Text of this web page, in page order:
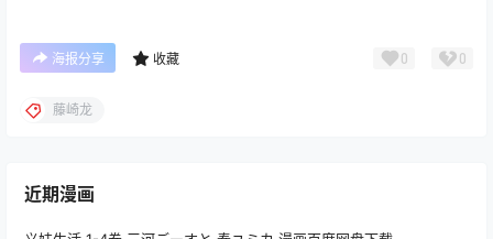
海报分享 收藏 0 0
藤崎龙
近期漫画